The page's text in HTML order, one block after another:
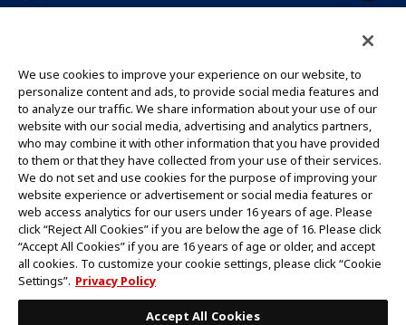
GLOBAL ENTRANCE
©Eiichiro Oda/Shueisha
©Eiichiro Oda/Shueisha, Toei Animation
ห้ามคัดลอกรูปภาพ,ข้อความและข้อมูลทั้งหมดในเว็บไซต์นี้โดยไม่ได้รับอนุญาต
โปรดทราบว่ารูปภาพในเว็บไซต์นี้อาจแตกต่างจากสินค้าจริงที่อยู่ระหว่างการพัฒนา
*Apple และโลโก้ Apple เป็นเครื่องหมายการค้าของบริษัท Apple Inc.
*Google Play และโลโก้ Google Play เป็นเครื่องหมายการค้าหรือจดทะเบียน
เครื่องหมายการค้าของบริษัท Google LLC.
We use cookies to improve your experience on our website, to
personalize content and ads, to provide social media features and
to analyze our traffic. We share information about your use of our
website with our social media, advertising and analytics partners,
who may combine it with other information that you have provided
to them or that they have collected from your use of their services.
We do not set and use cookies for the purpose of improving your
website experience or advertisement or social media features or
web access analytics for our users under 16 years of age. Please
click “Reject All Cookies” if you are below the age of 16. Please click
“Accept All Cookies” if you are 16 years of age or older, and accept
all cookies. To customize your cookie settings, please click “Cookie
Settings”. Privacy Policy
Accept All Cookies